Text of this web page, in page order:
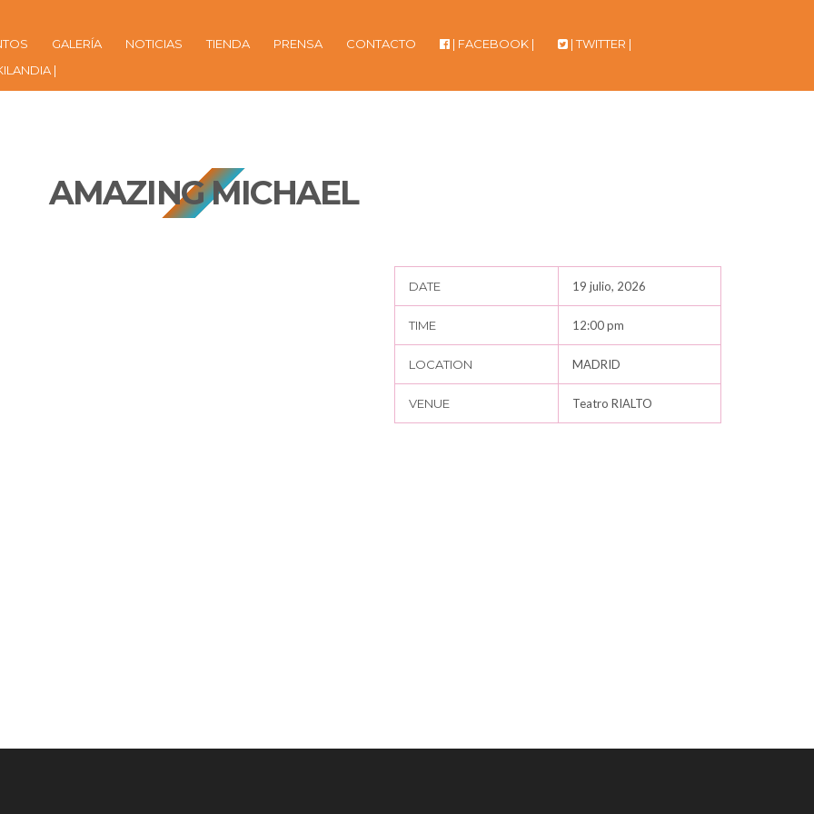
GALERÍA NOTICIAS TIENDA PRENSA CONTACTO | FACEBOOK |
| TWITTER |
|
AMAZING MICHAEL
DATE 19 julio, 2026
TIME 12:00 pm
LOCATION MADRID
VENUE Teatro RIALTO